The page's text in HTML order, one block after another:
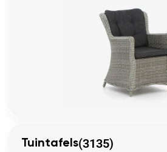
Tuintafels(3135)